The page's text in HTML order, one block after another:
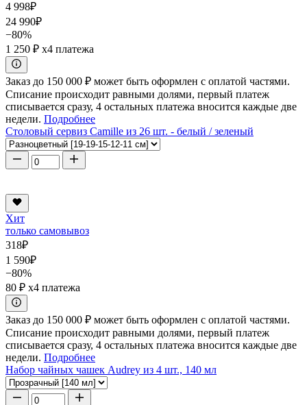
4 998₽
24 990₽
−80%
1 250 ₽ x4 платежа
Заказ до 150 000 ₽ может быть оформлен с оплатой частями.
Списание происходит равными долями, первый платеж
списывается сразу, 4 остальных платежа вносится каждые две
недели. Подробнее
Столовый сервиз Camille из 26 шт. - белый / зеленый
Хит
только самовывоз
318₽
1 590₽
−80%
80 ₽ x4 платежа
Заказ до 150 000 ₽ может быть оформлен с оплатой частями.
Списание происходит равными долями, первый платеж
списывается сразу, 4 остальных платежа вносится каждые две
недели. Подробнее
Набор чайных чашек Audrey из 4 шт., 140 мл